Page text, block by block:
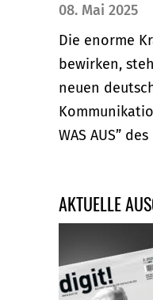
08. Mai 2025
Die enorme
bewirken,
neuen
WAS AUS” des
AKTUELLE